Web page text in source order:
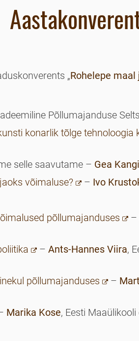
„Rohelepe maal
Põllumajanduse Selts
konarlik tõlge tehnoloogia
selle saavutame – Gea
võimaluse? – Ivo
põllumajanduses –
– Ants-Hannes Viira,
põllumajanduses –
Marika Kose, Eesti